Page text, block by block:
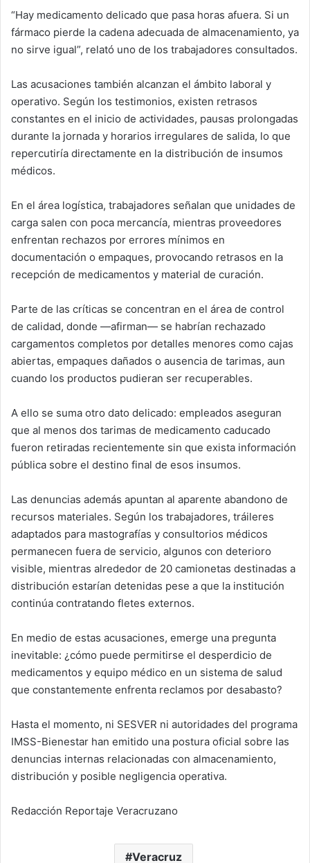
“Hay medicamento delicado que pasa horas afuera. Si un
fármaco pierde la cadena adecuada de almacenamiento, ya
no sirve igual”, relató uno de los trabajadores consultados.
Las acusaciones también alcanzan el ámbito laboral y
operativo. Según los testimonios, existen retrasos
constantes en el inicio de actividades, pausas prolongadas
durante la jornada y horarios irregulares de salida, lo que
repercutiría directamente en la distribución de insumos
médicos.
En el área logística, trabajadores señalan que unidades de
carga salen con poca mercancía, mientras proveedores
enfrentan rechazos por errores mínimos en
documentación o empaques, provocando retrasos en la
recepción de medicamentos y material de curación.
Parte de las críticas se concentran en el área de control
de calidad, donde —afirman— se habrían rechazado
cargamentos completos por detalles menores como cajas
abiertas, empaques dañados o ausencia de tarimas, aun
cuando los productos pudieran ser recuperables.
A ello se suma otro dato delicado: empleados aseguran
que al menos dos tarimas de medicamento caducado
fueron retiradas recientemente sin que exista información
pública sobre el destino final de esos insumos.
Las denuncias además apuntan al aparente abandono de
recursos materiales. Según los trabajadores, tráileres
adaptados para mastografías y consultorios médicos
permanecen fuera de servicio, algunos con deterioro
visible, mientras alrededor de 20 camionetas destinadas a
distribución estarían detenidas pese a que la institución
continúa contratando fletes externos.
En medio de estas acusaciones, emerge una pregunta
inevitable: ¿cómo puede permitirse el desperdicio de
medicamentos y equipo médico en un sistema de salud
que constantemente enfrenta reclamos por desabasto?
Hasta el momento, ni SESVER ni autoridades del programa
IMSS-Bienestar han emitido una postura oficial sobre las
denuncias internas relacionadas con almacenamiento,
distribución y posible negligencia operativa.
Redacción Reportaje Veracruzano
Veracruz